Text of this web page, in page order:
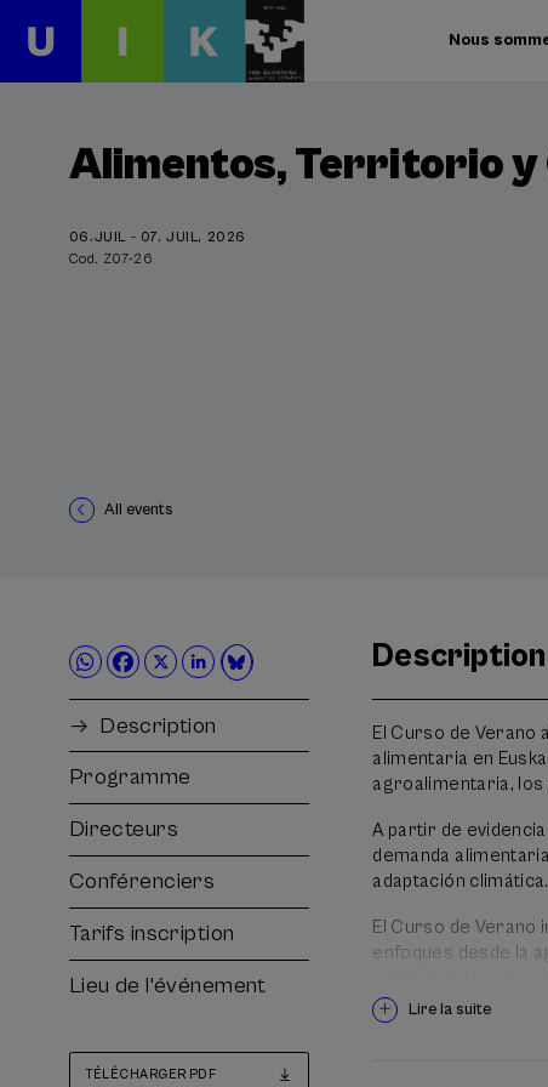
Nous
Alimentos, Territorio y
06.JUIL - 07. JUIL, 2026
Cod. Z07-26
All events
Description
Programme
Directeurs
Conférenciers
Tarifs inscription
Lieu de l'événement
TÉLÉCHARGER PDF
Description
El Curso de Verano
alimentaria en
agroalimentaria,
A partir de
demanda
adaptación climática.
El Curso de Verano
enfoques desde la
distintos
pública,
Lire la suite